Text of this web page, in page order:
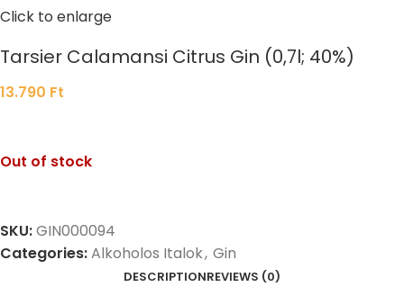
Click to enlarge
Tarsier Calamansi Citrus Gin (0,7l; 40%)
13.790 Ft
Out of stock
SKU:GIN000094
Categories:Alkoholos Italok, Gin
DESCRIPTIONREVIEWS (0)